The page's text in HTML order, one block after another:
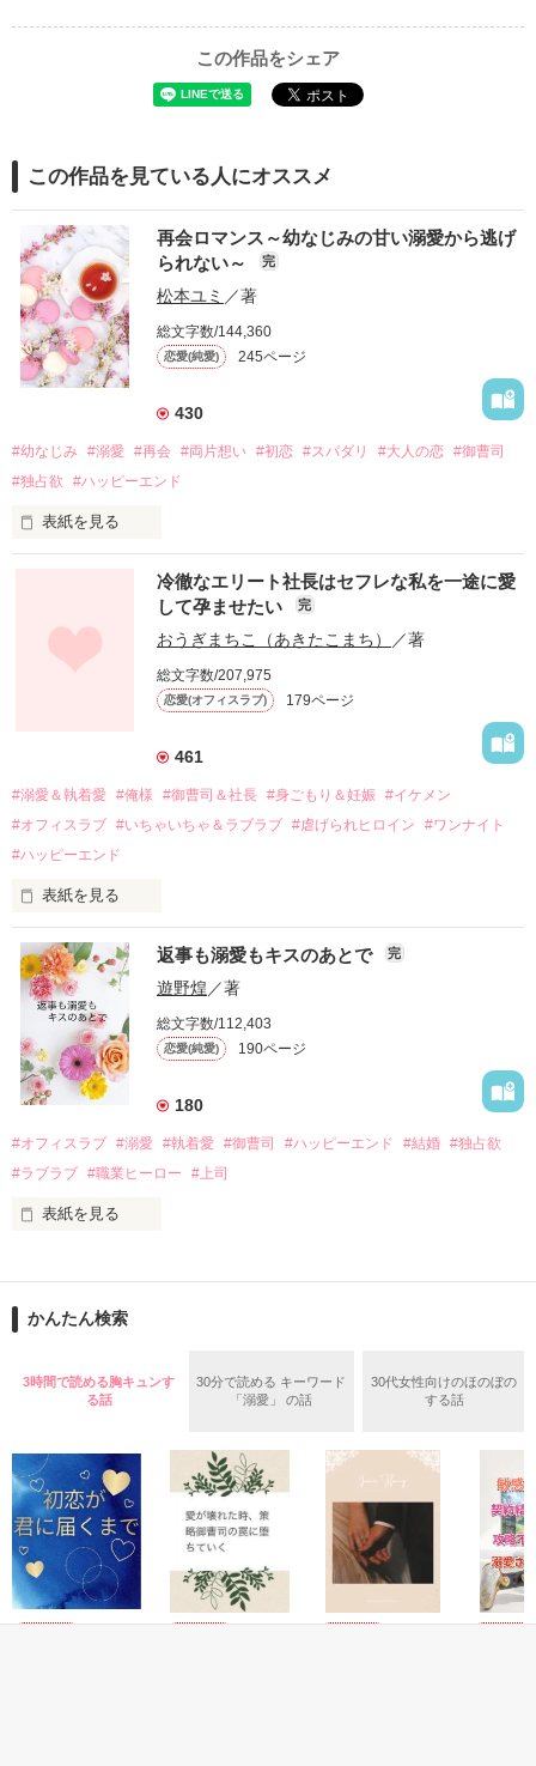
この作品をシェア
この作品を見ている人にオススメ
再会ロマンス～幼なじみの甘い溺愛から逃げ
られない～
完
松本ユミ ／著
総文字数/144,360
恋愛(純愛) 245ページ
430
#幼なじみ #溺愛 #再会 #両片想い #初恋 #スパダリ #大人の恋 #御曹司
#独占欲
#ハッピーエンド
表紙を見る
幼なじみの哲平に淡い恋心を抱いていた美桜。
しかし、ある出来事をきっかけに二人の関係は壊れてしまう。
関係修復もできないまま、美桜は両親の離婚によって
引っ越すことになり、哲平とも離れ離れになった。
それから約十二年後。
過去の傷から、二度と会いたくないと思っていた哲平に
運命のような再会を果たす。
酔った勢いで一夜を共にしてしまった。
さらに、美桜が初めてだと知った哲平は
『責任をとる、結婚しよう』と真っ直ぐに告げてきた。
戸惑う美桜とは裏腹に、好きという気持ちを隠すことなく
甘やかしてくる。
そんなある日、哲平は美桜がストーカー被害に
遭っていることを知る。
美桜を守るため、哲平は同居を提案してきて――。
夏木美桜(なつきみお)
鳴海哲平 (なるみてっぺい)
2026.6.5～2026.7.25
＊以前、公開していた話の改稿版です＊
作品を読む
冷徹なエリート社長はセフレな私を一途に愛
して孕ませたい
完
おうぎまちこ（あきたこまち） ／著
総文字数/207,975
恋愛(オフィスラブ) 179ページ
461
#溺愛＆執着愛 #俺様 #御曹司＆社長 #身ごもり＆妊娠 #イケメン
#オフィスラブ #いちゃいちゃ＆ラブラブ #虐げられヒロイン
#ワンナイト
#ハッピーエンド
表紙を見る
おかしな噂を流されて前の職場でうまくいかなかった梅田美
桜は、海外で傷心旅行をしていたところ、日本人美青年と出会
い、酒の勢いもあり一夜限りの関係となる。
帰国後、美桜は新しい職場でワンナイトした美青年と再会。
なんと彼の正体は、とある財閥御曹司にも関わらず、一族を離
れて起業した新進気鋭の実業家、社内でも冷徹だと評判な社長
――御影恭司その人だったのだ――！
なぜか恭司から飼い猫の世話係を命じられた美桜は、猫の世
の関係となってしまい――？
返事も溺愛もキスのあとで 完
遊野煌 ／著
総文字数/112,403
恋愛(純愛) 190ページ
180
#オフィスラブ #溺愛 #執着愛 #御曹司 #ハッピーエンド #結婚 #独占欲
#ラブラブ #職業ヒーロー #上司
表紙を見る
ションの企画戦略室で働いている。
めた、同期で恋人の石垣守（26）がいるのだが、後輩の姫原由
いた。
守と由羅から『便利屋雛子』と馬鹿にされ、一人こっそり泣い
た上、同居まで提案してきて──？
鷹哉『宜しくな、俺の雛子』🦅
雛子『俺の……ひぃ、雛子？！！！』🐥
シゴデキで冷徹な上司が見せる素顔は、なぜか想像以上に甘く
て……🐥💓🦅
かんたん検索
3時間で読める胸キュンす
る話
30分で読める キーワード
「溺愛」 の話
30代女性向けのほのぼの
する話